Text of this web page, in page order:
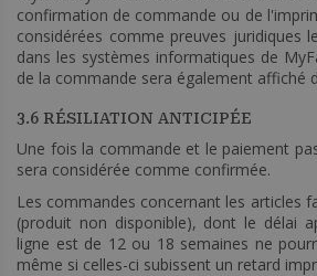
confirmation de commande ou de
considérées comme preuves juridiques
dans les systèmes informatiques de
de la commande sera également affiché
3.6 RÉSILIATION ANTICIPÉE
Une fois la commande et le paiement
sera considérée comme confirmée.
Les commandes concernant les articles
(produit non disponible), dont le délai
ligne est de 12 ou 18 semaines ne
même si celles-ci subissent un retard